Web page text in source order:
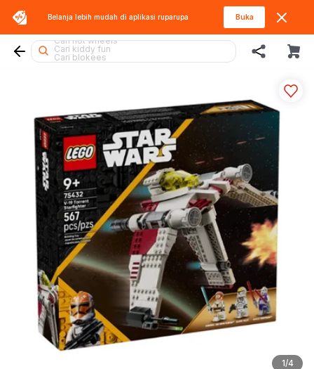
Belanja lebih mudah di aplikasi ruparupa Buka
Cari lego superheroes
Cari hot wheels
Cari kiddy fun
Cari blokees
Cari diecast
Cari lego botanicals
Cari miffy
Cari thomas
Cari hello kitty
Cari pokemon
Cari rolife sanrio
Cari squishy
Cari sylvanian
Cari fuggler
Cari blaster
Cari gel blaster
Cari mobil
Cari marvel legends
Cari tobot
Cari rolife
Cari barbie
1/4